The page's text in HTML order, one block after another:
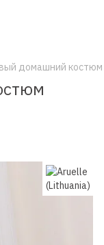
домашний костюм